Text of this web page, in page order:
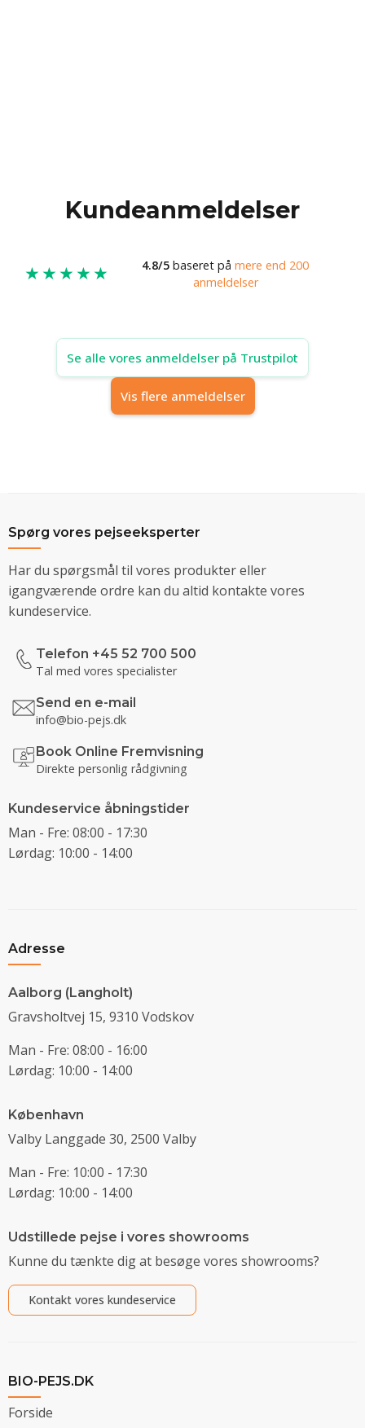
Kundeanmeldelser
★★★★★ 4.8/5 baseret på mere end 200
anmeldelser
Se alle vores anmeldelser på Trustpilot
Vis flere anmeldelser
Spørg vores pejseeksperter
Har du spørgsmål til vores produkter eller
igangværende ordre kan du altid kontakte vores
kundeservice.
Telefon +45 52 700 500
Tal med vores specialister
Send en e-mail
info@bio-pejs.dk
Book Online Fremvisning
Direkte personlig rådgivning
Kundeservice åbningstider
Man - Fre: 08:00 - 17:30
Lørdag: 10:00 - 14:00
Adresse
Aalborg (Langholt)
Gravsholtvej 15, 9310 Vodskov
Man - Fre: 08:00 - 16:00
Lørdag: 10:00 - 14:00
København
Valby Langgade 30, 2500 Valby
Man - Fre: 10:00 - 17:30
Lørdag: 10:00 - 14:00
Udstillede pejse i vores showrooms
Kunne du tænkte dig at besøge vores showrooms?
Kontakt vores kundeservice
BIO-PEJS.DK
Forside